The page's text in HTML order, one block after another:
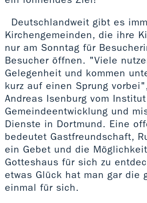
Deutschlandweit gibt es
Kirchengemeinden, die ihre
nur am Sonntag für
Besucher öffnen. "Viele
Gelegenheit und kommen
kurz auf einen Sprung
Andreas Isenburg vom
Gemeindeentwicklung und
Dienste in Dortmund. Eine
bedeutet Gastfreundschaft,
ein Gebet und die
Gotteshaus für sich zu
etwas Glück hat man gar die
einmal für sich.